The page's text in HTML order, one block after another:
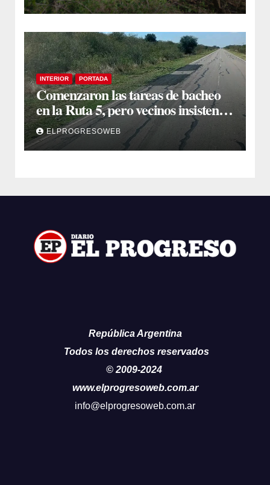
INTERIOR PORTADA
Comenzaron las tareas de bacheo
en la Ruta 5, pero vecinos insisten
en un reclamo integral
ELPROGRESOWEB
República Argentina
Todos los derechos reservados
© 2009-2024
www.elprogresoweb.com.ar
info@elprogresoweb.com.ar